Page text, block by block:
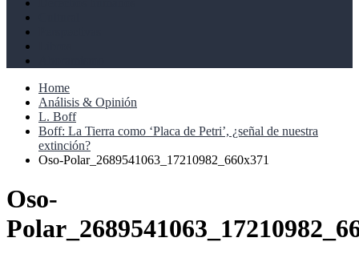
Home
Análisis & Opinión
L. Boff
Boff: La Tierra como ‘Placa de Petri’, ¿señal de nuestra
extinción?
Oso-Polar_2689541063_17210982_660x371
Oso-